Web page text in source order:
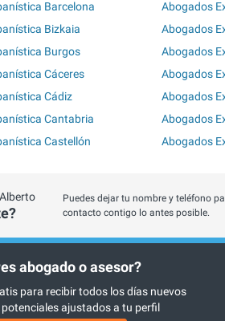
Barcelona
Bizkaia
Burgos
Cáceres
Cádiz
Cantabria
Castellón
Abogados
Abogados
Abogados
Abogados
Abogados
Abogados
Abogados
Puedes dejar tu nombre y teléfono
contacto contigo lo antes posible.
abogado o asesor?
para recibir todos los días nuevos
ajustados a tu perfil